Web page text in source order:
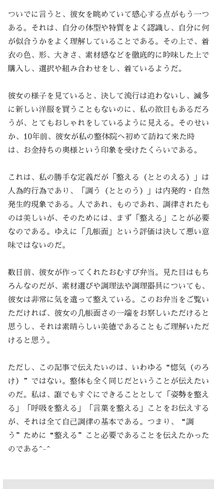
ついでに言うと、彼女を眺めていて感心する点がもう一つ
ある。それは、自分の体型や特質をよく認識し、自分に何
が似合うかをよく理解していることである。その上で、着
衣の色、形、大きさ、素材感などを徹底的に吟味した上で
購入し、選択や組み合わせをし、着ているようだ。
彼女の様子を見ていると、決して流行は追わないし、滅多
に新しい洋服を買うこともないのに、私の欲目もあるだろ
うが、とてもおしゃれをしているように見える。そのせい
か、10年前、彼女が私の整体院へ初めて訪ねて来た時
は、お金持ちの奥様という印象を受けたくらいである。
これは、私の勝手な定義だが「整える（ととのえる）」は
人為的行為であり、「調う（ととのう）」は内発的・自然
発生的現象である。人であれ、ものであれ、調律されたも
のは美しいが、そのためには、まず「整える」ことが必要
なのである。ゆえに「几帳面」という評価は決して悪い意
味ではないのだ。
数日前、彼女が作ってくれたおむすび弁当。見た目はもち
ろんなのだが、素材選びや調理法や調理器具についても、
彼女は非常に気を遣って整えている。このお弁当をご覧い
ただければ、彼女の几帳面さの一端をお察しいただけると
思うし、それは素晴らしい美徳であることもご理解いただ
けると思う。
ただし、この記事で伝えたいのは、いわゆる“惚気（のろ
け）”ではない。整体も全く同じだということが伝えたい
のだ。私は、誰でもすぐにできることとして「姿勢を整え
る」「呼吸を整える」「言葉を整える」ことをお伝えする
が、それは全て自己調律の基本である。つまり、“調
う”ために“整える”こと必要であることを伝えたかった
のである^-^